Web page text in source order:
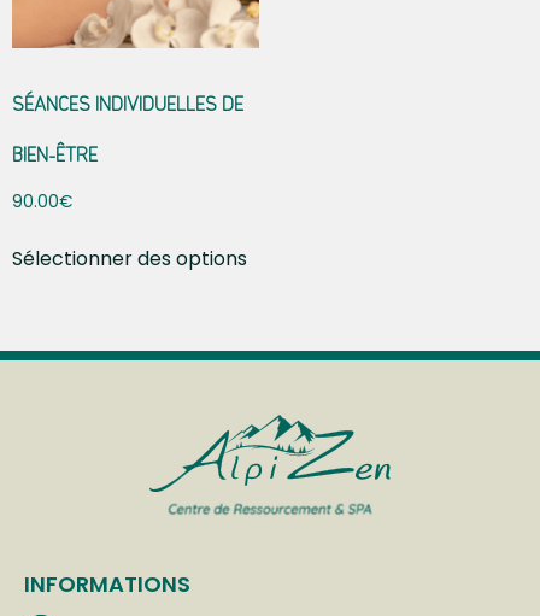
SÉANCES INDIVIDUELLES DE
BIEN-ÊTRE
90.00€
Sélectionner des options
INFORMATIONS